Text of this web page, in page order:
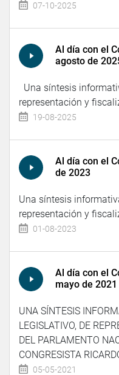
07-10-2025
Al día con el
agosto de
Una síntesis
representación y
19-08-2025
Al día con el
de 2023
Una síntesis
representación y
01-08-2023
Al día con el
mayo de 2021
UNA SÍNTESIS
LEGISLATIVO, DE
DEL PARLAMENTO
CONGRESISTA
05-05-2021